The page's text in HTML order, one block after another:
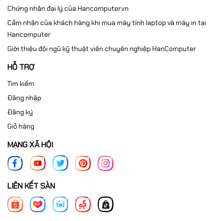
Chứng nhận đại lý của Hancomputer.vn
Cảm nhận của khách hàng khi mua máy tính laptop và máy in tại
Hancomputer
Giới thiệu đội ngũ kỹ thuật viên chuyên nghiệp HanComputer
HỖ TRỢ
Tìm kiếm
Đăng nhập
Đăng ký
Giỏ hàng
MẠNG XÃ HỘI
LIÊN KẾT SÀN